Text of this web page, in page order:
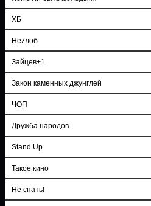
ХБ
Неzлоб
Зайцев+1
Закон каменных джунглей
ЧОП
Дружба народов
Stand Up
Такое кино
Не спать!